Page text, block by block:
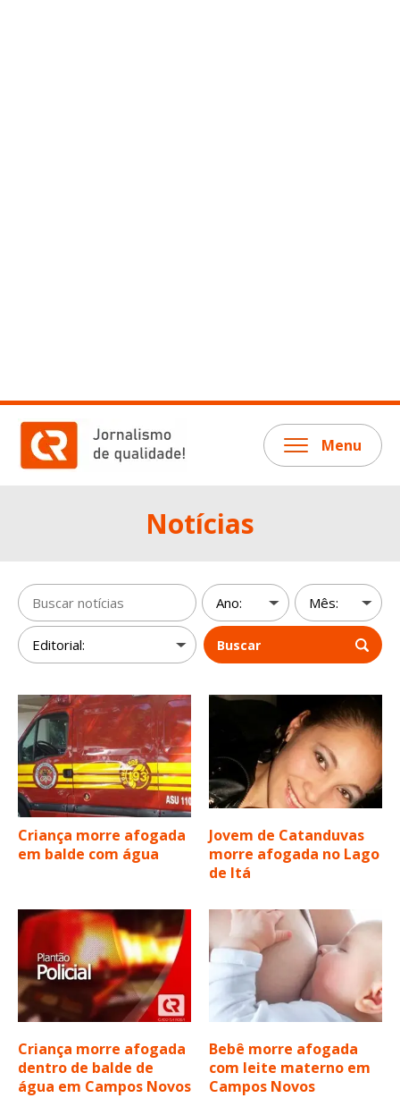
Menu
Notícias
Buscar
Criança morre afogada
em balde com água
Jovem de Catanduvas
morre afogada no Lago
de Itá
Criança morre afogada
dentro de balde de
água em Campos Novos
Bebê morre afogada
com leite materno em
Campos Novos